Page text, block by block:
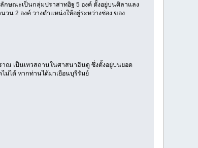
ษณะเป็นกลุ่มปราสาทอิฐ 5 องค์ ตั้งอยู่บนศิลาแลง
น 2 องค์ วางตำแหน่งให้อยู่ระหว่างช่อง ของ
ณ เป็นเทวสถานในศาสนาฮินดู ซึ่งตั้งอยู่บนยอด
ม่ได้ หากท่านได้มาเยือนบุรีรัมย์